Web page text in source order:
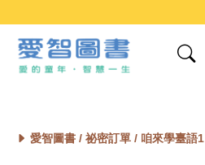
愛智圖書 / 祕密訂單/ 咱來學臺語1